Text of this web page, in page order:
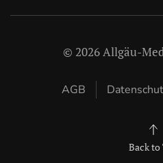
© 2026Allgäu-
AGB
Back to